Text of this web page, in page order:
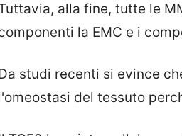
alla fine, tutte le
la EMC e i
studi recenti si evince
del tessuto